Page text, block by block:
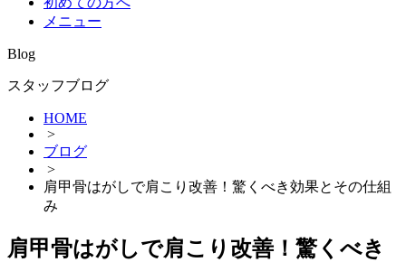
メニュー
Blog
スタッフブログ
HOME
>
ブログ
>
肩甲骨はがしで肩こり改善！驚くべき効果とその仕組
み
肩甲骨はがしで肩こり改善！驚くべき